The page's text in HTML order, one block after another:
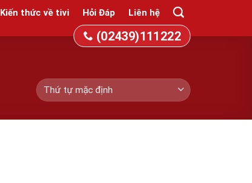
Kiến thức về tivi Hỏi Đáp Liên hệ
(02439)111222